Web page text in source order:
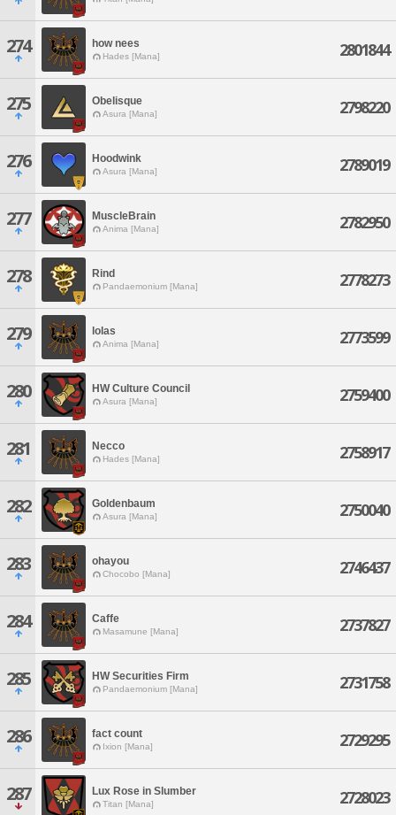
274 how nees
Hades [Mana] 2801844
275 Obelisque
Asura [Mana] 2798220
276 Hoodwink
Asura [Mana] 2789019
277 MuscleBrain
Anima [Mana] 2782950
278 Rind
Pandaemonium [Mana] 2778273
279 lolas
Anima [Mana] 2773599
280 HW Culture Council
Asura [Mana] 2759400
281 Necco
Hades [Mana] 2758917
282 Goldenbaum
Asura [Mana] 2750040
283 ohayou
Chocobo [Mana] 2746437
284 Caffe
Masamune [Mana] 2737827
285 HW Securities Firm
Pandaemonium [Mana] 2731758
286 fact count
Ixion [Mana] 2729295
287 Lux Rose in Slumber
Titan [Mana] 2728023